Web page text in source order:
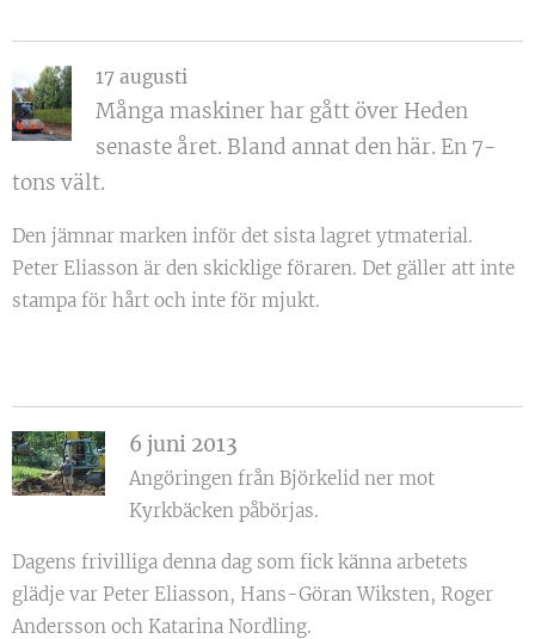
17 augusti
Många maskiner har gått över Heden
senaste året. Bland annat den här. En 7-
tons vält.
Den jämnar marken inför det sista lagret ytmaterial.
Peter Eliasson är den skicklige föraren. Det gäller att inte
stampa för hårt och inte för mjukt.
6 juni 2013
Angöringen från Björkelid ner mot
Kyrkbäcken påbörjas.
Dagens frivilliga denna dag som fick känna arbetets
glädje var Peter Eliasson, Hans-Göran Wiksten, Roger
Andersson och Katarina Nordling.